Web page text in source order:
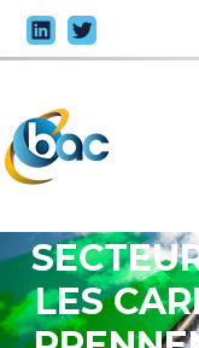
Aller
au
LES